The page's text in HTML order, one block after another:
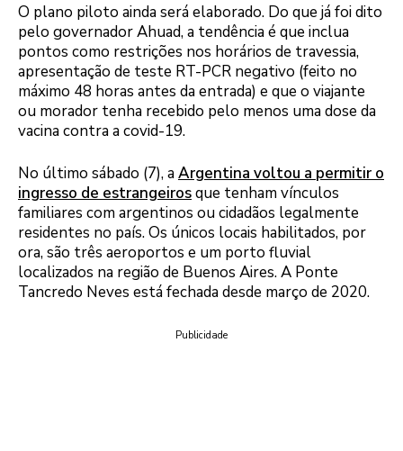
O plano piloto ainda será elaborado. Do que já foi dito
pelo governador Ahuad, a tendência é que inclua
pontos como restrições nos horários de travessia,
apresentação de teste RT-PCR negativo (feito no
máximo 48 horas antes da entrada) e que o viajante
ou morador tenha recebido pelo menos uma dose da
vacina contra a covid-19.
No último sábado (7), aArgentina voltou a permitir o
ingresso de estrangeirosque tenham vínculos
familiares com argentinos ou cidadãos legalmente
residentes no país. Os únicos locais habilitados, por
ora, são três aeroportos e um porto fluvial
localizados na região de Buenos Aires. A Ponte
Tancredo Neves está fechada desde março de 2020.
Publicidade